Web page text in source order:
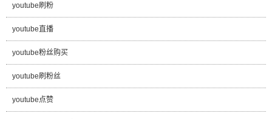
youtube刷粉
youtube直播
youtube粉丝购买
youtube刷粉丝
youtube点赞